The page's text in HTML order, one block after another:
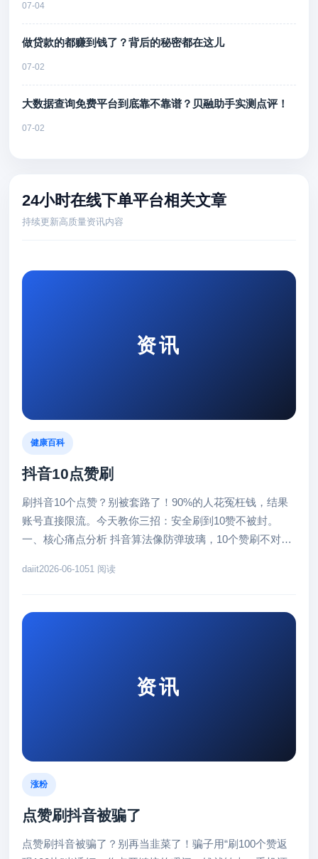
07-04
做贷款的都赚到钱了？背后的秘密都在这儿
07-02
大数据查询免费平台到底靠不靠谱？贝融助手实测点评！
07-02
24小时在线下单平台相关文章
持续更新高质量资讯内容
资讯
健康百科
抖音10点赞刷
刷抖音10个点赞？别被套路了！90%的人花冤枉钱，结果
账号直接限流。今天教你三招：安全刷到10赞不被封。
一、核心痛点分析 抖音算法像防弹玻璃，10个赞刷不对就
daiit2026-06-1051 阅读
资讯
涨粉
点赞刷抖音被骗了
点赞刷抖音被骗了？别再当韭菜了！骗子用“刷100个赞返